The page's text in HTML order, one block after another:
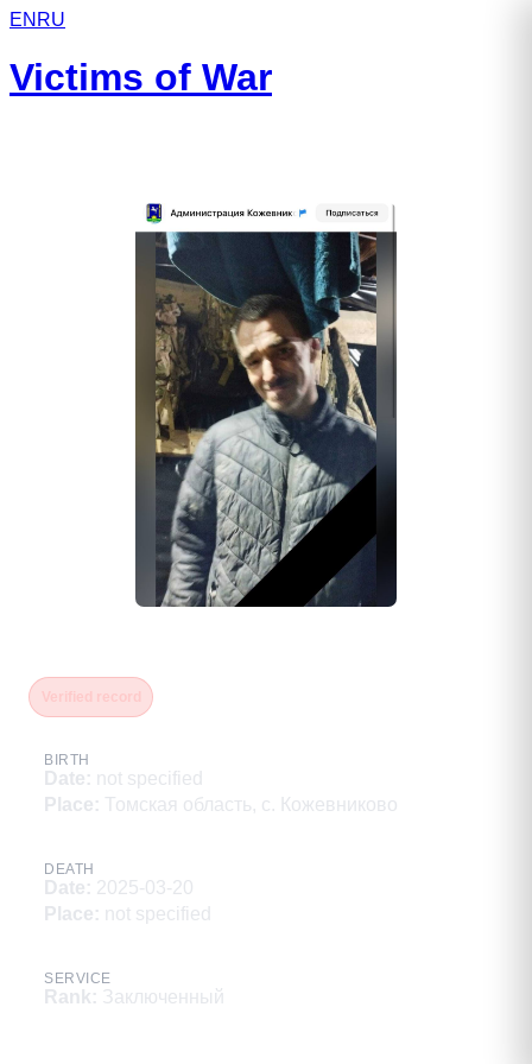
EN RU
Victims of War
BIRTH
Date: not specified
Place: Томская область, с. Кожевниково
DEATH
Date: 2025-03-20
Place: not specified
SERVICE
Rank: Заключенный